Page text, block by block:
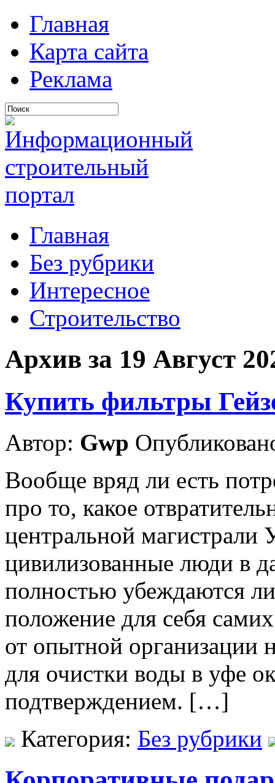
Главная
Карта сайта
Реклама
Главная
Без рубрики
Интересное
Строительство
Архив за 19 Август
Купить фильтры
Автор: Gwp
Вообще вряд ли есть
про то, какое
центральной
цивилизованные люди в
полностью убеждаются
положение для себя
от опытной организации
для очистки воды в уфе
подтверждением. […]
Категория: Без рубрики